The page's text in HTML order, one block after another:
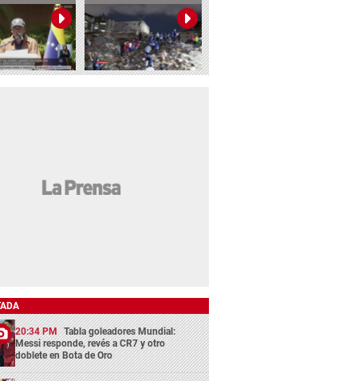
20:34 PM Tabla goleadores Mundial:
Messi responde, revés a CR7 y otro
doblete en Bota de Oro